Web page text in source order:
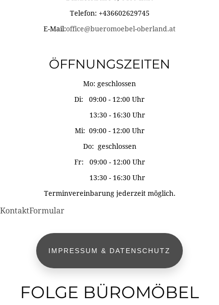
Telefon: +436602629745
E-Mail:office@bueromoebel-oberland.at
ÖFFNUNGSZEITEN
Mo: geschlossen
Di: 09:00 - 12:00 Uhr
13:30 - 16:30 Uhr
Mi: 09:00 - 12:00 Uhr
Do: geschlossen
Fr: 09:00 - 12:00 Uhr
13:30 - 16:30 Uhr
Terminvereinbarung jederzeit möglich.
KontaktFormular
IMPRESSUM & DATENSCHUTZ
FOLGE BÜROMÖBEL